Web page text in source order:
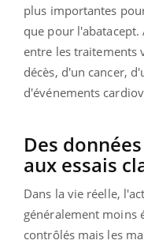
plus importantes
que pour
entre les traitements
décès, d'un cancer,
d'événements
Des
aux essais
Dans la vie réelle,
généralement moins
contrôlés mais les